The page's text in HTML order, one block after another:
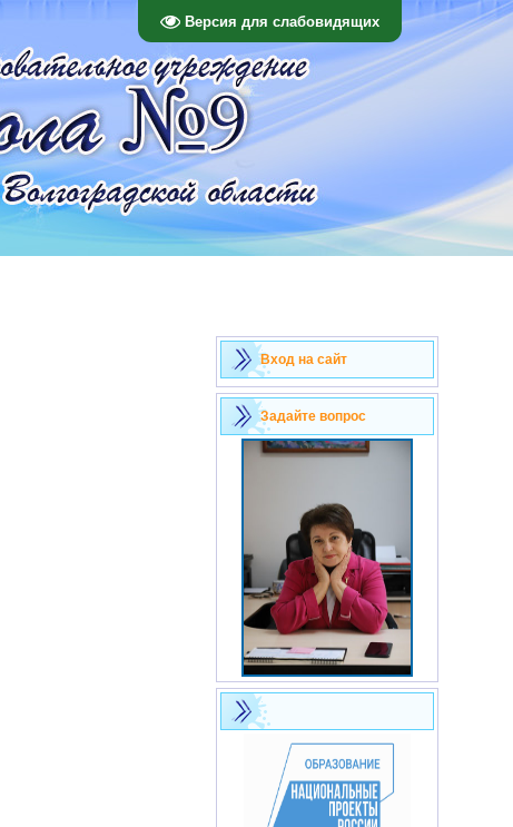
Версия для слабовидящих
Вход на сайт
Задайте вопрос